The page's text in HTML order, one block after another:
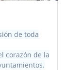
de toda
corazón de la